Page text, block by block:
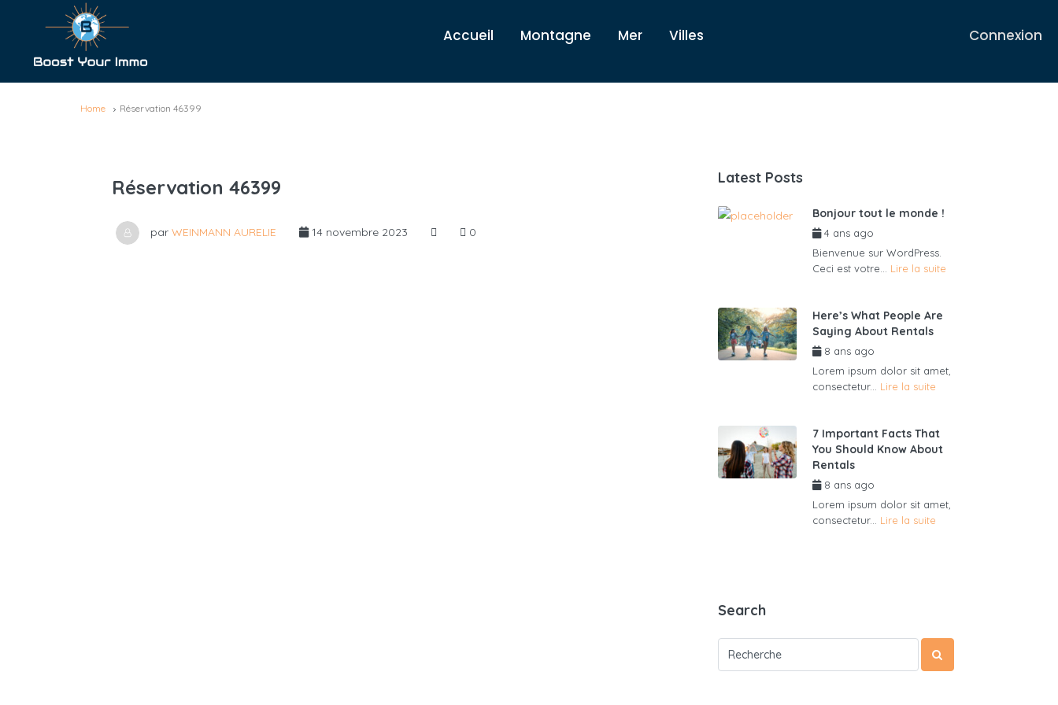
Accueil Montagne Mer Villes Connexion
Home Réservation 46399
Réservation 46399
par WEINMANN AURELIE 14 novembre 2023 0
Latest Posts
Bonjour tout le monde !
4 ans ago
Bienvenue sur WordPress.
Ceci est votre... Lire la suite
Here’s What People Are
Saying About Rentals
8 ans ago
Lorem ipsum dolor sit amet,
consectetur... Lire la suite
7 Important Facts That
You Should Know About
Rentals
8 ans ago
Lorem ipsum dolor sit amet,
consectetur... Lire la suite
Search